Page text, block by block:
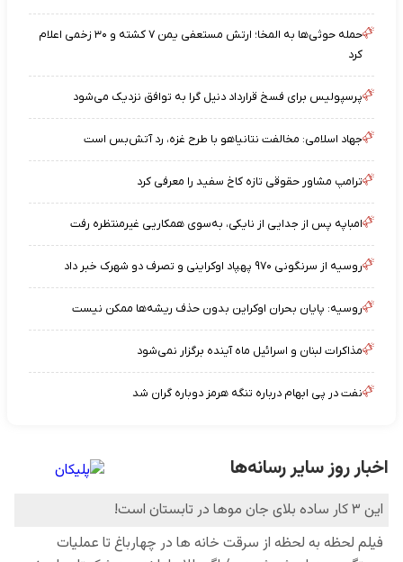
حمله حوثی‌ها به المخا؛ ارتش مستعفی یمن ۷ کشته و ۳۰ زخمی اعلام
کرد
پرسپولیس برای فسخ قرارداد دنیل گرا به توافق نزدیک می‌شود
جهاد اسلامی: مخالفت نتانیاهو با طرح غزه، رد آتش‌بس است
ترامپ مشاور حقوقی تازه کاخ سفید را معرفی کرد
امباپه پس از جدایی از نایکی، به‌سوی همکاریی غیرمنتظره رفت
روسیه از سرنگونی ۹۷۰ پهپاد اوکراینی و تصرف دو شهرک خبر داد
روسیه: پایان بحران اوکراین بدون حذف ریشه‌ها ممکن نیست
مذاکرات لبنان و اسرائیل ماه آینده برگزار نمی‌شود
نفت در پی ابهام درباره تنگه هرمز دوباره گران شد